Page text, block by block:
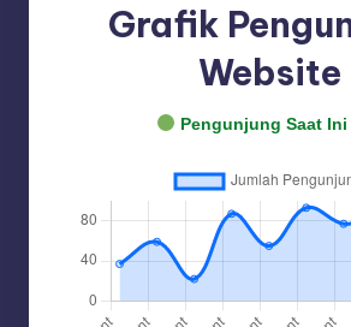
Grafik
Website
Pengunjung Saat Ini